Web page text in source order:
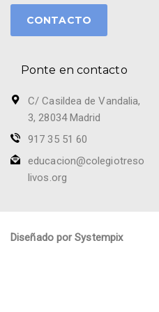
CONTACTO
Ponte en contacto
C/ Casildea de Vandalia,
3, 28034 Madrid
917 35 51 60
educacion@colegiotreso
livos.org
Diseñado por Systempix